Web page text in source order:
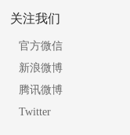
关注我们
官方微信
新浪微博
腾讯微博
Twitter